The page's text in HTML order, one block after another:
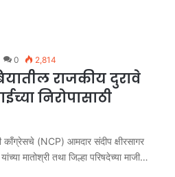
0 2,814
राजकीय दुरावे
निरोपासाठी
काँग्रेसचे (NCP) आमदार संदीप क्षीरसागर
मातोश्री तथा जिल्हा परिषदेच्या माजी…